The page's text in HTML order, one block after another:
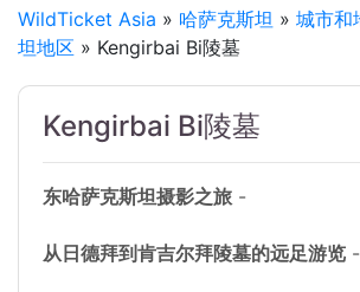
WildTicket Asia » 哈萨克斯坦 » 城市和
坦地区 » Kengirbai Bi陵墓
Kengirbai Bi陵墓
东哈萨克斯坦摄影之旅 -
从日德拜到肯吉尔拜陵墓的远足游览 -